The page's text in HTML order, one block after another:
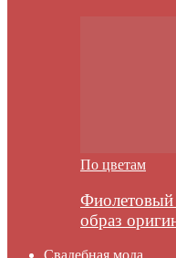
По цветам
Фиолетовый
образ